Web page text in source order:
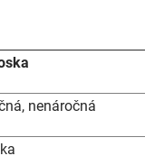
nenáročná